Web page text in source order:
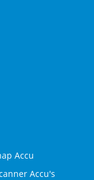
Accu
Accu's